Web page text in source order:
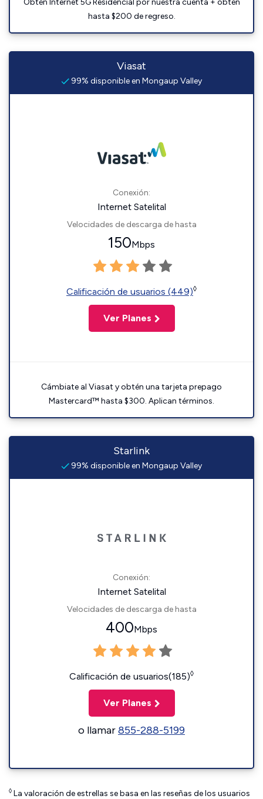
Obtén Internet 5G Residencial por nuestra cuenta + obtén
hasta $200 de regreso.
Viasat
99% disponible en Mongaup Valley
Conexión:
Internet Satelital
Velocidades de descarga de hasta
150Mbps
Calificación de usuarios (449)◊
Ver Planes
Cámbiate al Viasat y obtén una tarjeta prepago
Mastercard™ hasta $300. Aplican términos.
Starlink
99% disponible en Mongaup Valley
Conexión:
Internet Satelital
Velocidades de descarga de hasta
400Mbps
Calificación de usuarios(185)◊
Ver Planes
o llamar855-288-5199
◊ La valoración de estrellas se basa en las reseñas de los usuarios